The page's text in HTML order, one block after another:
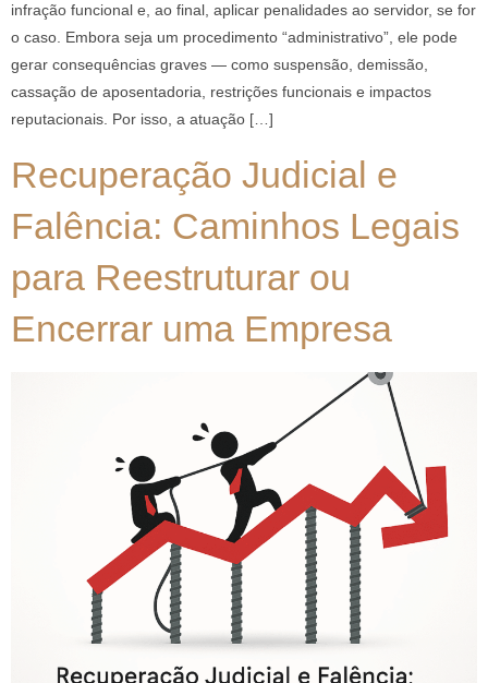
infração funcional e, ao final, aplicar penalidades ao servidor, se for
o caso. Embora seja um procedimento “administrativo”, ele pode
gerar consequências graves — como suspensão, demissão,
cassação de aposentadoria, restrições funcionais e impactos
reputacionais. Por isso, a atuação […]
Recuperação Judicial e
Falência: Caminhos Legais
para Reestruturar ou
Encerrar uma Empresa